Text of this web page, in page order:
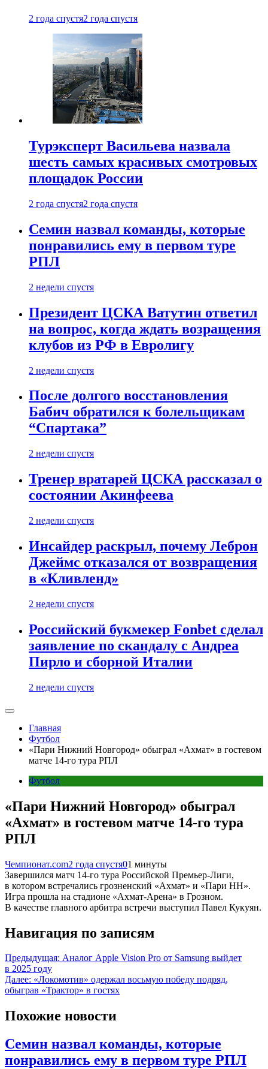
2 года спустя2 года спустя
Турэксперт Васильева назвала
шесть самых красивых смотровых
площадок России
2 года спустя2 года спустя
Семин назвал команды, которые
понравились ему в первом туре
РПЛ
2 недели спустя
Президент ЦСКА Ватутин ответил
на вопрос, когда ждать возращения
клубов из РФ в Евролигу
2 недели спустя
После долгого восстановления
Бабич обратился к болельщикам
“Спартака”
2 недели спустя
Тренер вратарей ЦСКА рассказал о
состоянии Акинфеева
2 недели спустя
Инсайдер раскрыл, почему Леброн
Джеймс отказался от возвращения
в «Кливленд»
2 недели спустя
Российский букмекер Fonbet сделал
заявление по скандалу с Андреа
Пирло и сборной Италии
2 недели спустя
Главная
Футбол
«Пари Нижний Новгород» обыграл «Ахмат» в гостевом
матче 14-го тура РПЛ
Футбол
«Пари Нижний Новгород» обыграл
«Ахмат» в гостевом матче 14-го тура
РПЛ
Чемпионат.com2 года спустя01 минуты
Завершился матч 14-го тура Российской Премьер-Лиги,
в котором встречались грозненский «Ахмат» и «Пари НН».
Игра прошла на стадионе «Ахмат-Арена» в Грозном.
В качестве главного арбитра встречи выступил Павел Кукуян.
Навигация по записям
Предыдущая: Аналог Apple Vision Pro от Samsung выйдет
в 2025 году
Далее: «Локомотив» одержал восьмую победу подряд,
обыграв «Трактор» в гостях
Похожие новости
Семин назвал команды, которые
понравились ему в первом туре РПЛ